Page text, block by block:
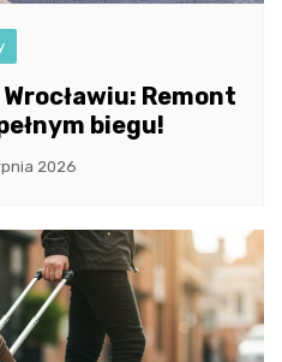
Remont
biegu!
2026